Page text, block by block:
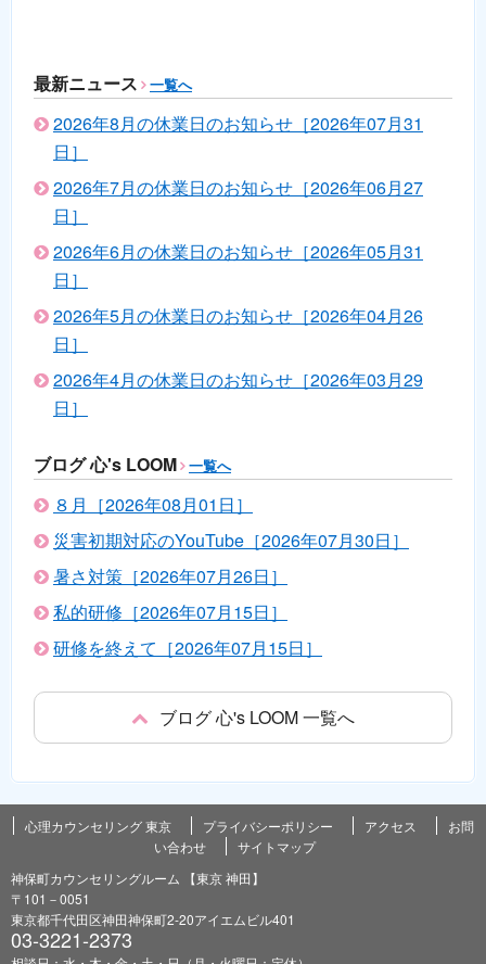
最新ニュース 一覧へ
2026年8月の休業日のお知らせ［2026年07月31
日］
2026年7月の休業日のお知らせ［2026年06月27
日］
2026年6月の休業日のお知らせ［2026年05月31
日］
2026年5月の休業日のお知らせ［2026年04月26
日］
2026年4月の休業日のお知らせ［2026年03月29
日］
ブログ 心's LOOM 一覧へ
８月［2026年08月01日］
災害初期対応のYouTube［2026年07月30日］
暑さ対策［2026年07月26日］
私的研修［2026年07月15日］
研修を終えて［2026年07月15日］
ブログ 心's LOOM 一覧へ
心理カウンセリング 東京 プライバシーポリシー アクセス
お問
い合わせ
サイトマップ
神保町カウンセリングルーム 【東京 神田】
〒101－0051
東京都千代田区神田神保町2-20アイエムビル401
03-3221-2373